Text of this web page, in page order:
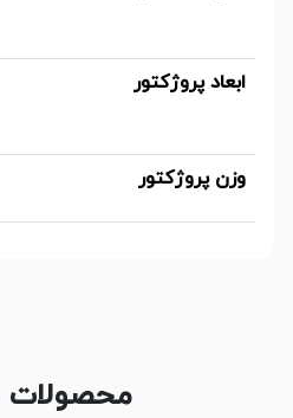
ابعاد پروژکتور
وزن پروژکتور
محصولات